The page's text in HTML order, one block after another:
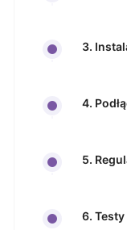
3.
4.
5.
6.